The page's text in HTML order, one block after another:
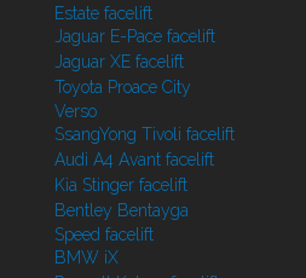
Estate facelift
Jaguar E-Pace facelift
Jaguar XE facelift
Toyota Proace City
Verso
SsangYong Tivoli facelift
Audi A4 Avant facelift
Kia Stinger facelift
Bentley Bentayga
Speed facelift
BMW iX